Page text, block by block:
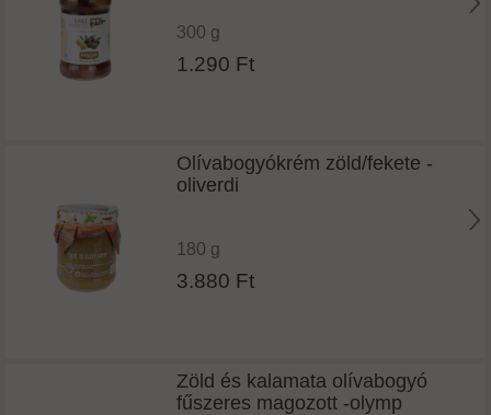
300 g
1.290 Ft
Olívabogyókrém zöld/fekete -
oliverdi
180 g
3.880 Ft
Zöld és kalamata olívabogyó
fűszeres magozott -olymp